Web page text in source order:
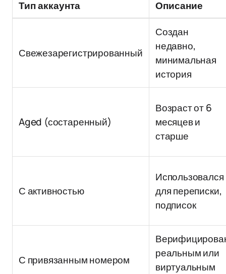
Тип аккаунта Описание
Свежезарегистрированный
Создан
недавно,
минимальная
история
Aged (состаренный)
Возраст от 6
месяцев и
старше
С активностью
Использовался
для переписки,
подписок
С привязанным номером
реальным или
виртуальным